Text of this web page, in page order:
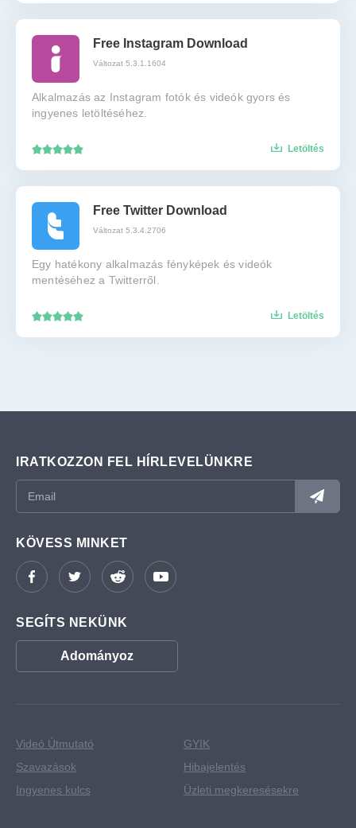
Free Instagram Download
Változat 5.3.1.1604
Alkalmazás az Instagram fotók és videók gyors és
ingyenes letöltéséhez.
Letöltés
Free Twitter Download
Változat 5.3.4.2706
Egy hatékony alkalmazás fényképek és videók
mentéséhez a Twitterről.
Letöltés
IRATKOZZON FEL HÍRLEVELÜNKRE
KÖVESS MINKET
SEGÍTS NEKÜNK
Adományoz
Videó Útmutató
Szavazások
Ingyenes kulcs
GYIK
Hibajelentés
Üzleti megkeresésekre